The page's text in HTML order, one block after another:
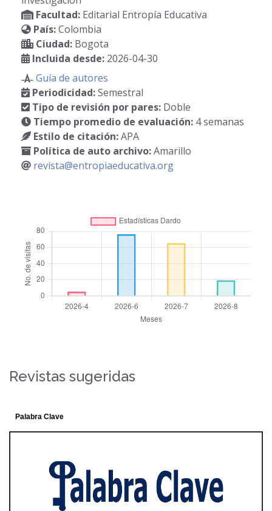
Facultad: Editarial Entropía Educativa
País:Colombia
Ciudad: Bogota
Incluida desde: 2026-04-30
Guía de autores
Periodicidad:Semestral
Tipo de revisión por pares: Doble
Tiempo promedio de evaluación: 4 semanas
Estilo de citación:APA
Política de auto archivo:Amarillo
revista@entropiaeducativa.org
Revistas sugeridas
Palabra Clave